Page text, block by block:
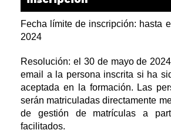
Fecha límite de inscripción: hasta
2024
Resolución: el 30 de mayo de
email a la persona inscrita si ha
aceptada en la formación. Las
serán matriculadas directamente
de gestión de matrículas a
facilitados.